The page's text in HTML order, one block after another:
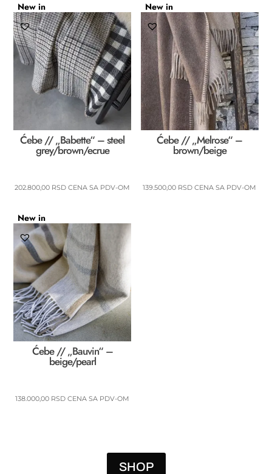
New in
Ćebe // „Babette“ – steel
grey/brown/ecrue
202.800,00 RSD CENA SA PDV-OM
New in
Ćebe // „Melrose“ –
brown/beige
139.500,00 RSD CENA SA PDV-OM
New in
Ćebe // „Bauvin“ –
beige/pearl
138.000,00 RSD CENA SA PDV-OM
SHOP